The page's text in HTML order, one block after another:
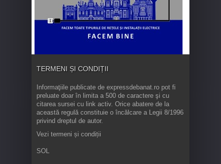
TERMENI ȘI CONDIȚII
Informaţiile publicate de expressdebanat.ro pot fi
preluate doar în limita a 500 de caractere şi cu
citarea sursei cu link activ. Orice abatere de la
această regulă constituie o încălcare a Legii 8/1996
privind dreptul de autor.
Vezi termeni și condiții
SOL